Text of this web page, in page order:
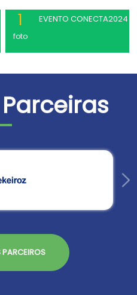
1
foto
EVENTO CONECTA2024
Parceiras